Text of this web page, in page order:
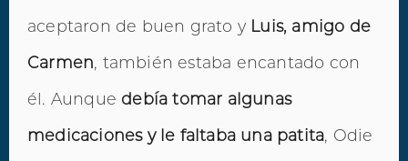
aceptaron de buen grato y Luis, amigo de
Carmen, también estaba encantado con
él. Aunque debía tomar algunas
medicaciones y le faltaba una patita, Odie